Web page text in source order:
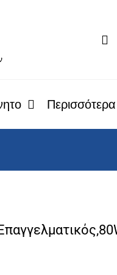
Περισσότερα